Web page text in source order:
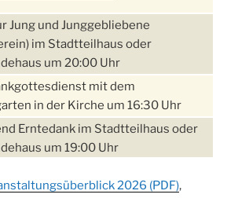
Jung und Junggebliebene
im Stadtteilhaus oder
um 20:00 Uhr
mit dem
in der Kirche um 16:30 Uhr
Erntedank im Stadtteilhaus oder
um 19:00 Uhr
um 14:00 Uhr 2026 (PDF),